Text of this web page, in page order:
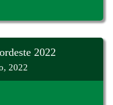
2022
2022